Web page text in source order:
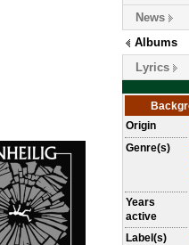
News
Albums
Lyrics
Origin
Genre(s)
Years
active
Label(s)